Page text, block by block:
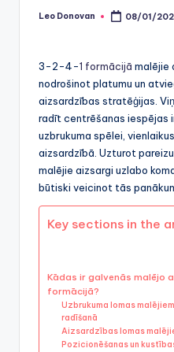
Posted
Leo Donovan 08/01/
3-2-4-1 formācijā malējie
nodrošinot platumu un
aizsardzības stratēģijas.
radīt centrēšanas iespējas
uzbrukuma spēlei,
aizsardzībā. Uzturot
malējie aizsargi uzlabo
būtiski veicinot tās
Key sections in the
Kādas ir galvenās malējo
formācijā?
Uzbrukuma lomas
radīšanā
Aizsardzības lomas
Pozicionēšanas un